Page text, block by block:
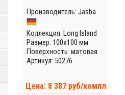
Производитель: Jasba
Коллекция: Long Island
Размер: 100x100 мм
Поверхность: матовая
Артикул: 50276
Цена: 8 387 руб/компл